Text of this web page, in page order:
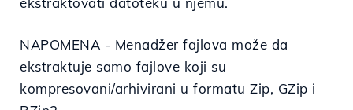
NAPOMENA - Menadžer fajlova može da
ekstraktuje samo fajlove koji su
kompresovani/arhivirani u formatu Zip, GZip i